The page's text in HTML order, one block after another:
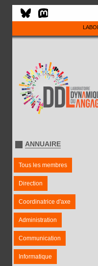
ANNUAIRE
Tous les membres
Direction
Coordinatrice d'axe
Administration
Communication
Informatique